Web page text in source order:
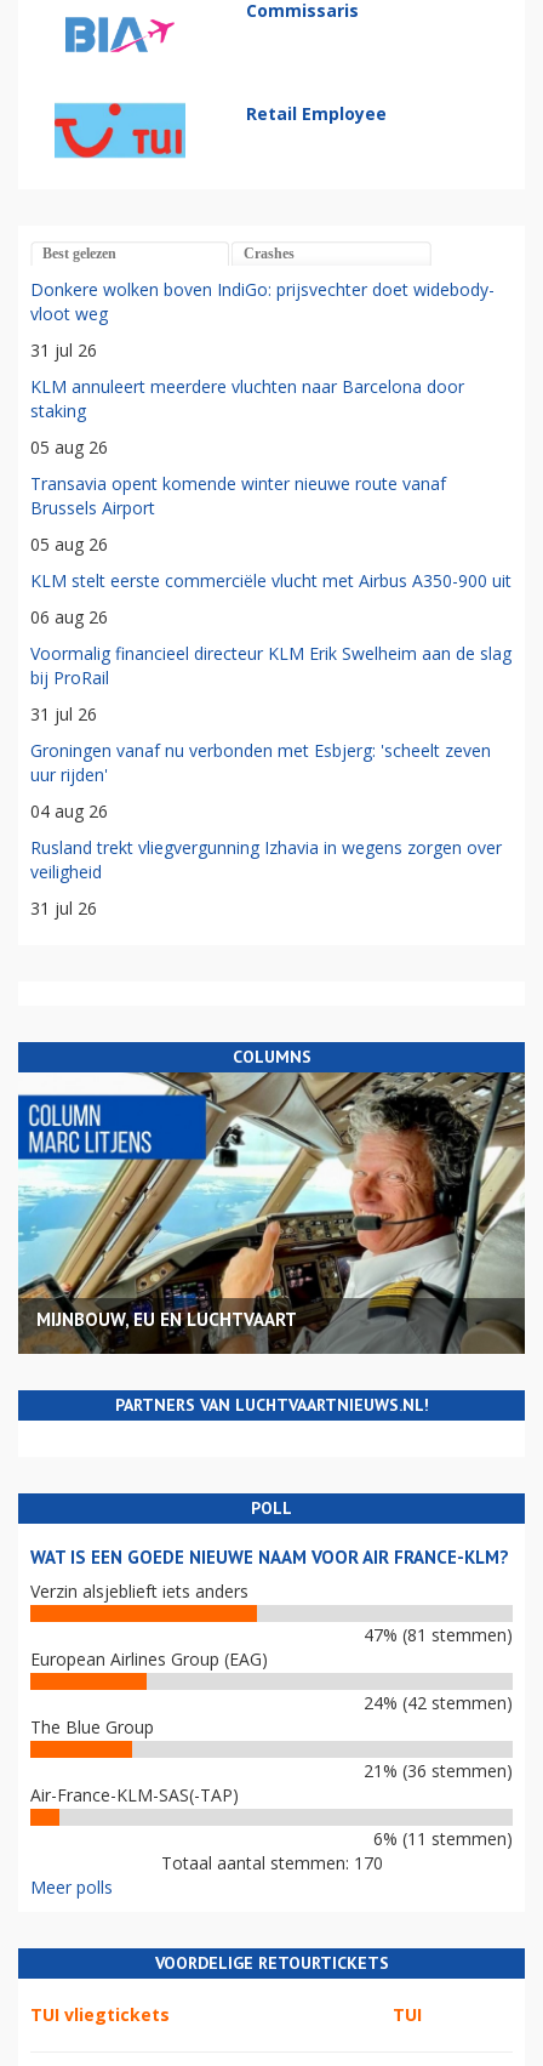
Commissaris
Retail Employee
Best gelezen Crashes
Donkere wolken boven IndiGo: prijsvechter doet widebody-
vloot weg
31 jul 26
KLM annuleert meerdere vluchten naar Barcelona door
staking
05 aug 26
Transavia opent komende winter nieuwe route vanaf
Brussels Airport
05 aug 26
KLM stelt eerste commerciële vlucht met Airbus A350-900 uit
06 aug 26
Voormalig financieel directeur KLM Erik Swelheim aan de slag
bij ProRail
31 jul 26
Groningen vanaf nu verbonden met Esbjerg: 'scheelt zeven
uur rijden'
04 aug 26
Rusland trekt vliegvergunning Izhavia in wegens zorgen over
veiligheid
31 jul 26
COLUMNS
MIJNBOUW, EU EN LUCHTVAART
PARTNERS VAN LUCHTVAARTNIEUWS.NL!
POLL
WAT IS EEN GOEDE NIEUWE NAAM VOOR AIR FRANCE-KLM?
Verzin alsjeblieft iets anders
47% (81 stemmen)
European Airlines Group (EAG)
24% (42 stemmen)
The Blue Group
21% (36 stemmen)
Air-France-KLM-SAS(-TAP)
6% (11 stemmen)
Totaal aantal stemmen: 170
Meer polls
VOORDELIGE RETOURTICKETS
TUI vliegtickets TUI